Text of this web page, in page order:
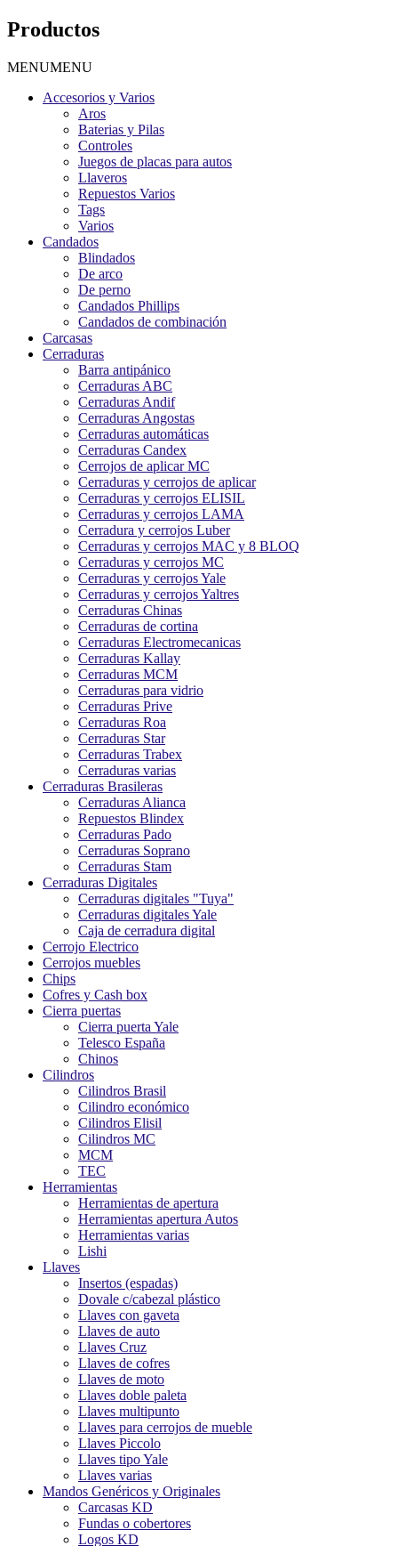
Productos
MENUMENU
Accesorios y Varios
Aros
Baterias y Pilas
Controles
Juegos de placas para autos
Llaveros
Repuestos Varios
Tags
Varios
Candados
Blindados
De arco
De perno
Candados Phillips
Candados de combinación
Carcasas
Cerraduras
Barra antipánico
Cerraduras ABC
Cerraduras Andif
Cerraduras Angostas
Cerraduras automáticas
Cerraduras Candex
Cerrojos de aplicar MC
Cerraduras y cerrojos de aplicar
Cerraduras y cerrojos ELISIL
Cerraduras y cerrojos LAMA
Cerradura y cerrojos Luber
Cerraduras y cerrojos MAC y 8 BLOQ
Cerraduras y cerrojos MC
Cerraduras y cerrojos Yale
Cerraduras y cerrojos Yaltres
Cerraduras Chinas
Cerraduras de cortina
Cerraduras Electromecanicas
Cerraduras Kallay
Cerraduras MCM
Cerraduras para vidrio
Cerraduras Prive
Cerraduras Roa
Cerraduras Star
Cerraduras Trabex
Cerraduras varias
Cerraduras Brasileras
Cerraduras Alianca
Repuestos Blindex
Cerraduras Pado
Cerraduras Soprano
Cerraduras Stam
Cerraduras Digitales
Cerraduras digitales "Tuya"
Cerraduras digitales Yale
Caja de cerradura digital
Cerrojo Electrico
Cerrojos muebles
Chips
Cofres y Cash box
Cierra puertas
Cierra puerta Yale
Telesco España
Chinos
Cilindros
Cilindros Brasil
Cilindro económico
Cilindros Elisil
Cilindros MC
MCM
TEC
Herramientas
Herramientas de apertura
Herramientas apertura Autos
Herramientas varias
Lishi
Llaves
Insertos (espadas)
Dovale c/cabezal plástico
Llaves con gaveta
Llaves de auto
Llaves Cruz
Llaves de cofres
Llaves de moto
Llaves doble paleta
Llaves multipunto
Llaves para cerrojos de mueble
Llaves Piccolo
Llaves tipo Yale
Llaves varias
Mandos Genéricos y Originales
Carcasas KD
Fundas o cobertores
Logos KD